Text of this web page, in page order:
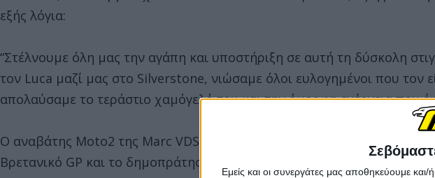
Εμείς και οι συνεργάτες μας αποθηκεύουμε
εξής λόγια:
“Στέλνουμε όλη μας την αγάπη και υποστήριξη σε αυτή τη δύσκολη
τον Luca μαζί μας στο Silverstone, νιώσαμε όλοι ευλογημένοι που τον
απολαύσαμε το τεράστιο χαμόγελό του και την όμορφη ενέργεια που
Ο αναβάτης Moto2 της Marc VDS, Jake Dixon, φόρεσε κράνος
Βρετανικό GP και το δημοπράτησε, συγκεντρώνοντας χρήματα για